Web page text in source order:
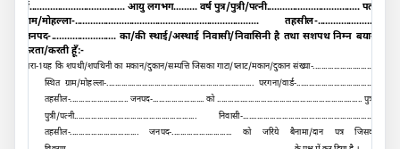
मैं..................................... आयु लगभग......... वर्ष पुत्र/पुत्री/पत्नी.................................... पता
ग्राम/मोहल्ला-....................................................................... तहसील-.......................
जनपद-......................... का/की स्थाई/अस्थाई निवासी/निवासिनी है तथा सशपथ निम्न बयान
करता/करती हूँ:-
धारा-1यह कि शपथी/शपथिनी का मकान/दुकान/सम्पत्ति जिसका गाटा/प्लाट/मकान/दुकान संख्या-...............................
स्थित ग्राम/मोहल्ला-....................................................................... परगना/वार्ड-.......................................
तहसील-............................ जनपद-......................... को ...................................................................... पुत्र/
पुत्री/पत्नी........................................................... निवासी-.................................................................
तहसील-................................. जनपद-............................. को जरिये बैनामा/दान पत्र जिसका